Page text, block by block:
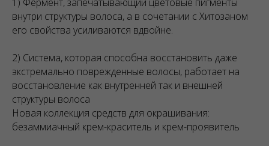
внутри структуры волоса, а в сочетании с Хитозаном
его свойства усиливаются вдвойне.
2) Система, которая способна восстановить даже
экстремально поврежденные волосы, работает на
восстановление как внутренней так и внешней
структуры волоса
Новая коллекция средств для окрашивания:
безаммиачный крем-краситель и крем-проявитель